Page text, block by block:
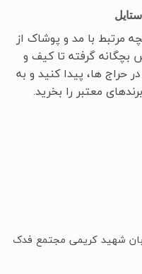
مرتبط با مد و پوشاک از
بچگانه گرفته تا کیف و
ها، پیدا کنید و به
معتبر را بخرید.
شهید کریمی مجتمع فدک